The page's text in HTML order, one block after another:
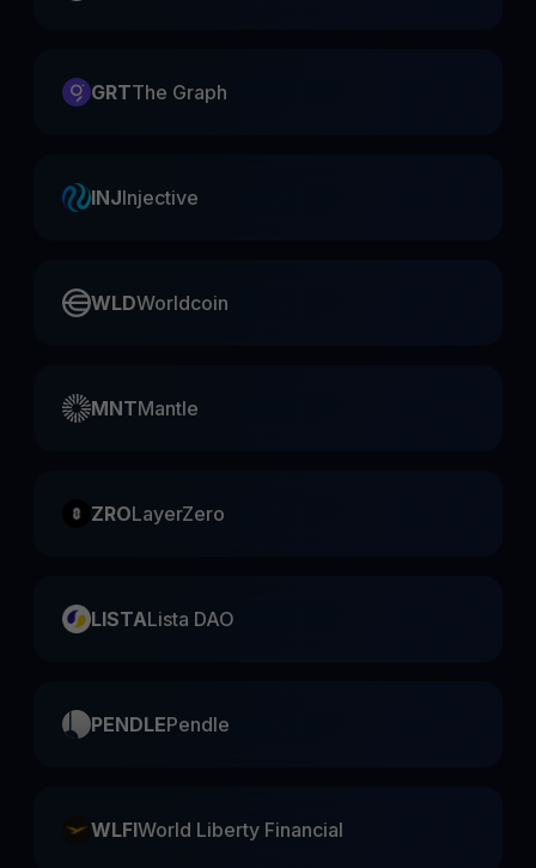
GRTThe Graph
INJInjective
WLDWorldcoin
MNTMantle
ZROLayerZero
LISTALista DAO
PENDLEPendle
WLFIWorld Liberty Financial